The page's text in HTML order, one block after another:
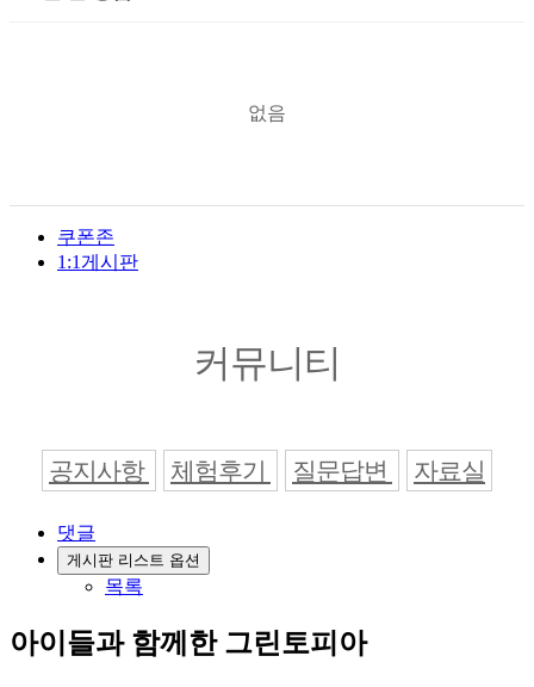
없음
쿠폰존
1:1게시판
커뮤니티
공지사항 체험후기 질문답변 자료실
댓글
게시판 리스트 옵션
목록
아이들과 함께한 그린토피아